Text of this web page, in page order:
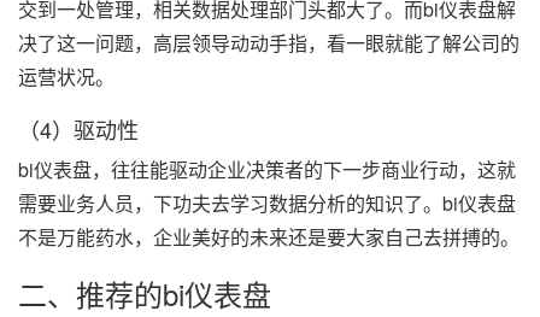
交到一处管理，相关数据处理部门头都大了。而bi仪表盘解
决了这一问题，高层领导动动手指，看一眼就能了解公司的
运营状况。
（4）驱动性
bi仪表盘，往往能驱动企业决策者的下一步商业行动，这就
需要业务人员，下功夫去学习数据分析的知识了。bi仪表盘
不是万能药水，企业美好的未来还是要大家自己去拼搏的。
二、推荐的bi仪表盘